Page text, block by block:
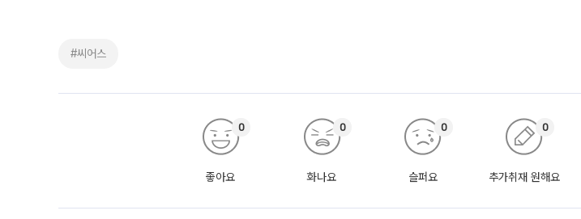
#씨어스
좋아요
0
화나요
0
슬퍼요
0
추가취재 원해요
0